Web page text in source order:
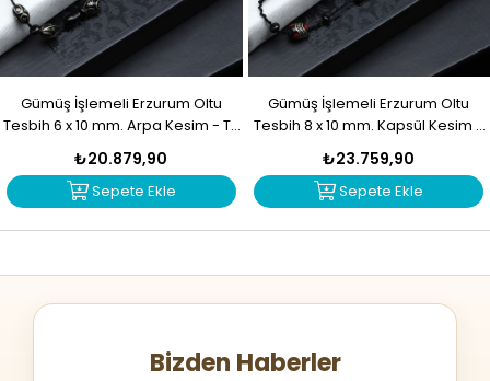
Gümüş İşlemeli Erzurum Oltu
Tesbih 6 x 10 mm. Arpa Kesim - T-
1916
₺20.879,90
Sepete Ekle
Gümüş İşlemeli Erzurum Oltu
Tesbih 8 x 10 mm. Kapsül Kesim -
T-1915
₺23.759,90
Sepete Ekle
Bizden Haberler